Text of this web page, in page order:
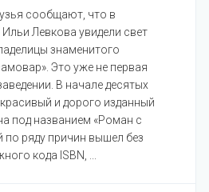
сообщают, что в
Ильи Левкова увидели свет
знаменитого
Это уже не первая
В начале десятых
и дорого изданный
под названием «Роман с
ряду причин вышел без
кода ISBN, ...